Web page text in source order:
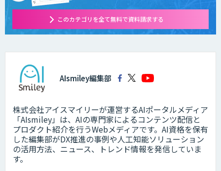
このカテゴリを全て無料で資料請求する
AIsmiley編集部
株式会社アイスマイリーが運営するAIポータルメディア
「AIsmiley」は、AIの専門家によるコンテンツ配信と
プロダクト紹介を行うWebメディアです。AI資格を保有
した編集部がDX推進の事例や人工知能ソリューション
の活用方法、ニュース、トレンド情報を発信していま
す。